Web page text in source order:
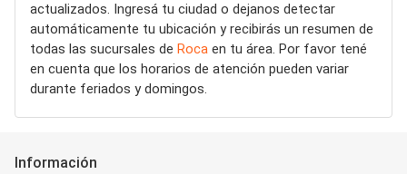
actualizados. Ingresá tu ciudad o dejanos detectar
automáticamente tu ubicación y recibirás un resumen de
todas las sucursales de Roca en tu área. Por favor tené
en cuenta que los horarios de atención pueden variar
durante feriados y domingos.
Información